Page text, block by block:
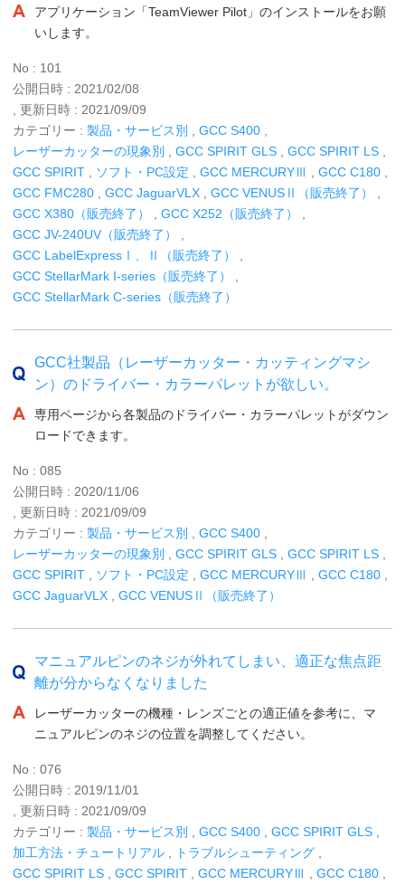
アプリケーション「TeamViewer Pilot」のインストールをお願
いします。
No : 101
公開日時 : 2021/02/08
, 更新日時 : 2021/09/09
カテゴリー : 製品・サービス別 GCC S400
レーザーカッターの現象別
GCC SPIRIT GLS GCC SPIRIT LS
GCC SPIRIT
ソフト・PC設定 GCC MERCURYⅢ GCC C180
GCC FMC280
GCC JaguarVLX GCC VENUSⅡ（販売終了）
GCC X380（販売終了）
GCC X252（販売終了）
GCC JV-240UV（販売終了）
GCC LabelExpressⅠ、Ⅱ（販売終了）
GCC StellarMark I-series（販売終了）
GCC StellarMark C-series（販売終了）
GCC社製品（レーザーカッター・カッティングマシ
ン）のドライバー・カラーパレットが欲しい。
専用ページから各製品のドライバー・カラーパレットがダウン
ロードできます。
No : 085
公開日時 : 2020/11/06
, 更新日時 : 2021/09/09
カテゴリー : 製品・サービス別 GCC S400
レーザーカッターの現象別
GCC SPIRIT GLS GCC SPIRIT LS
GCC SPIRIT
ソフト・PC設定 GCC MERCURYⅢ GCC C180
GCC JaguarVLX
GCC VENUSⅡ（販売終了）
マニュアルピンのネジが外れてしまい、適正な焦点距
離が分からなくなりました
レーザーカッターの機種・レンズごとの適正値を参考に、マ
ニュアルピンのネジの位置を調整してください。
No : 076
公開日時 : 2019/11/01
, 更新日時 : 2021/09/09
カテゴリー : 製品・サービス別 GCC S400 GCC SPIRIT GLS
加工方法・チュートリアル
トラブルシューティング
GCC SPIRIT LS
GCC SPIRIT GCC MERCURYⅢ GCC C180